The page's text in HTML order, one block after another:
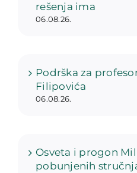
rešenja ima
06.08.26.
Podrška za
Filipovića
06.08.26.
Osveta i progon
pobunjenih